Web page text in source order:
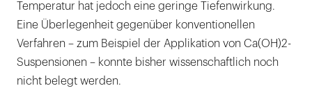
Temperatur hat jedoch eine geringe Tiefenwirkung.
Eine Überlegenheit gegenüber konventionellen
Verfahren – zum Beispiel der Applikation von Ca(OH)2-
Suspensionen – konnte bisher wissenschaftlich noch
nicht belegt werden.